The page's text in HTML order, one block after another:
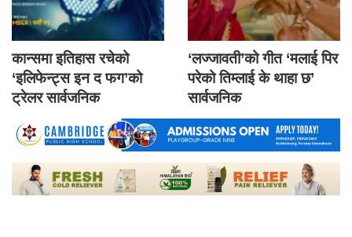
कान्समा इतिहास रचेको
‘इलिफेन्ट्स इन द फग’को
ट्रेलर सार्वजनिक
‘लज्जावती’को गीत ‘मलाई पिर
परेको तिम्लाई के थाहा छ’
सार्वजनिक